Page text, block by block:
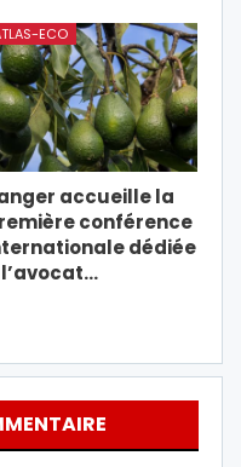
ECO
accueille la
conférence
dédiée